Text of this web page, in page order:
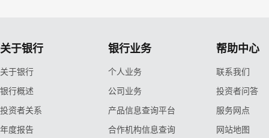
关于银行
关于银行
银行概述
投资者关系
年度报告
银行业务
个人业务
公司业务
产品信息查询平台
合作机构信息查询
帮助中心
联系我们
投资者问答
服务网点
网站地图